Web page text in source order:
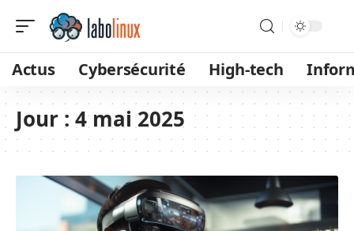
Actus Cybersécurité High-tech
Jour : 4 mai 2025